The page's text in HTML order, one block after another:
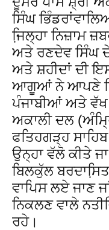
ਸਿੰਘ
ਜਿ਼ਲ੍ਹਾ ਨਿਜ਼ਾਮ
ਅਤੇ ਰਣਦੇਵ ਸਿੰਘ
ਅਤੇ ਸ਼ਹੀਦਾਂ ਦੀ
ਆਗੂਆਂ ਨੇ ਆਪਣੇ
ਪੰਜਾਬੀਆਂ ਅਤੇ ਵੱਖ
ਅਕਾਲੀ ਦਲ
ਫਤਿਹਗੜ੍ਹ
ਉਨ੍ਹਾ ਵੱਲੋ ਕੀਤੇ
ਬਿਲਕੁੱਲ
ਵਾਪਿਸ ਲਏ ਜਾਣ
ਨਿਕਲਣ ਵਾਲੇ
ਰਹੇ।